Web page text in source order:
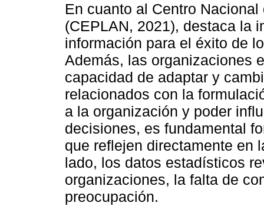
En cuanto al Centro
(CEPLAN, 2021), destaca la
información para el éxito de
Además, las organizaciones
capacidad de adaptar y
relacionados con la
a la organización y poder
decisiones, es fundamental
que reflejen directamente en
lado, los datos estadísticos
organizaciones, la falta de
preocupación.